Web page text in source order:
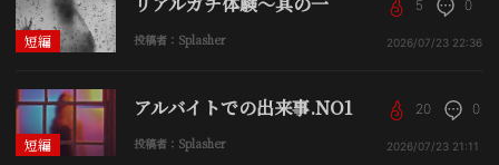
短編 投稿者：Splasher
5 0
2026/07/23 22:36
短編
アルバイトでの出来事.NO1
投稿者：Splasher
20 0
2026/07/23 21:11